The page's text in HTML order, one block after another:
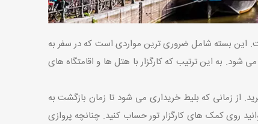
این بسته شامل ضروری ترین مواردی است که در سفر به
به این ترتیب که کارگزار با هتل ها و اقامتگاه های
از زمانی که بلیط خریداری می شود تا زمان بازگشت به
روی کمک های کارگزار تور حساب کنید. چنانچه پروازی